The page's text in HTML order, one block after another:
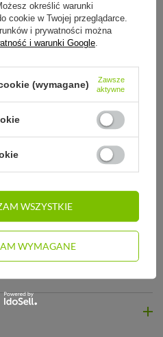
określić warunki
cookie w Twojej przeglądarce.
i prywatności można
i warunki Google.
(wymagane)
Zawsze
aktywne
WYMAGANE
WSZYSTKIE